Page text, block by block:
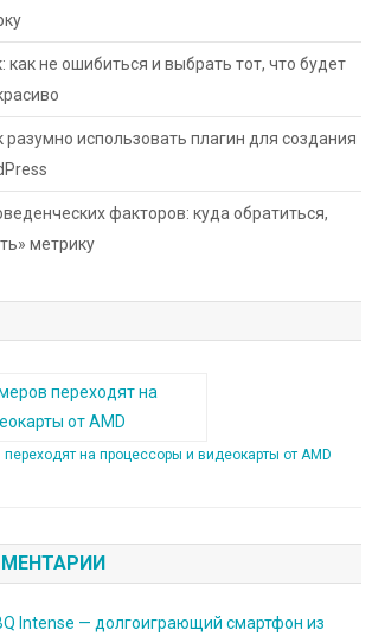
как не ошибиться и выбрать тот, что будет
разумно использовать плагин для создания
факторов: куда обратиться,
метрику
на процессоры и видеокарты от AMD
Intense — долгоиграющий смартфон из